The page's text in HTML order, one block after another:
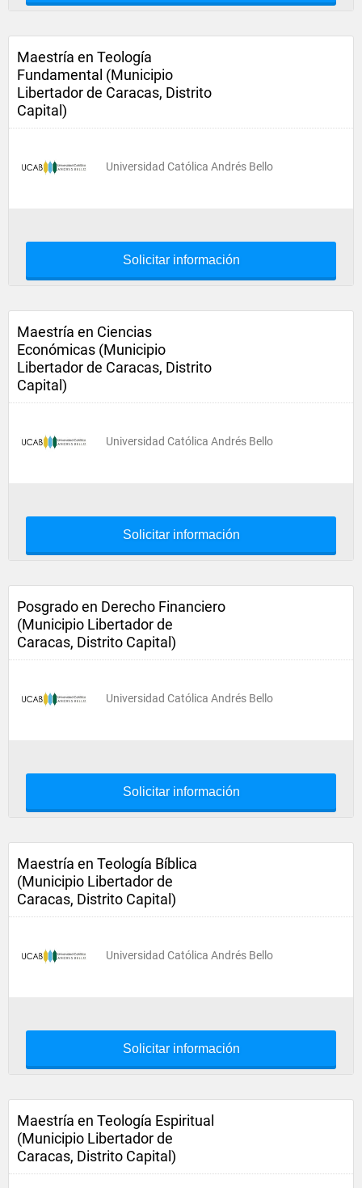
Maestría en Teología
Fundamental (Municipio
Libertador de Caracas, Distrito
Capital)
Universidad Católica Andrés Bello
Solicitar información
Maestría en Ciencias
Económicas (Municipio
Libertador de Caracas, Distrito
Capital)
Universidad Católica Andrés Bello
Solicitar información
Posgrado en Derecho Financiero
(Municipio Libertador de
Caracas, Distrito Capital)
Universidad Católica Andrés Bello
Solicitar información
Maestría en Teología Bíblica
(Municipio Libertador de
Caracas, Distrito Capital)
Universidad Católica Andrés Bello
Solicitar información
Maestría en Teología Espiritual
(Municipio Libertador de
Caracas, Distrito Capital)